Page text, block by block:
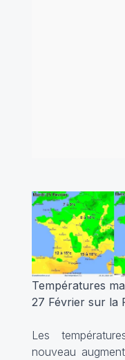
Températures
27 Février sur la
Les
nouveau